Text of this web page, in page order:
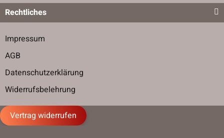
Rechtliches
Impressum
AGB
Datenschutzerklärung
Widerrufsbelehrung
Vertrag widerrufen